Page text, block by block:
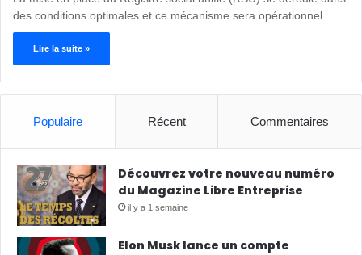
des conditions optimales et ce mécanisme sera opérationnel…
Lire la suite »
Populaire Récent Commentaires
Découvrez votre nouveau numéro
du Magazine Libre Entreprise
il y a 1 semaine
Elon Musk lance un compte